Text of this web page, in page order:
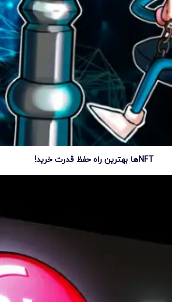
NFTها بهترین راه حفظ قدرت خرید!